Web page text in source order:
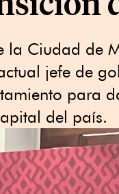
la Ciudad de
jefe de
para
del país.